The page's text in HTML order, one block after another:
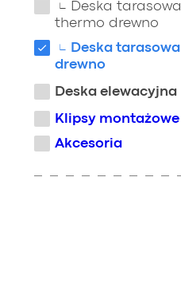
Deska tarasowa
thermo drewno
Deska tarasowa
drewno
Deska elewacyjna
Klipsy montażowe
Akcesoria